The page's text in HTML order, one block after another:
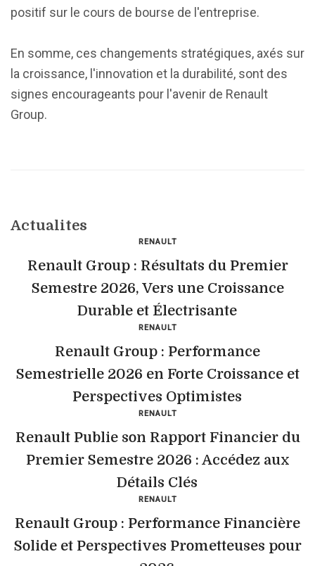
positif sur le cours de bourse de l'entreprise.
En somme, ces changements stratégiques, axés sur
la croissance, l'innovation et la durabilité, sont des
signes encourageants pour l'avenir de Renault
Group.
Actualites
RENAULT
Renault Group : Résultats du Premier
Semestre 2026, Vers une Croissance
Durable et Électrisante
RENAULT
Renault Group : Performance
Semestrielle 2026 en Forte Croissance et
Perspectives Optimistes
RENAULT
Renault Publie son Rapport Financier du
Premier Semestre 2026 : Accédez aux
Détails Clés
RENAULT
Renault Group : Performance Financière
Solide et Perspectives Prometteuses pour